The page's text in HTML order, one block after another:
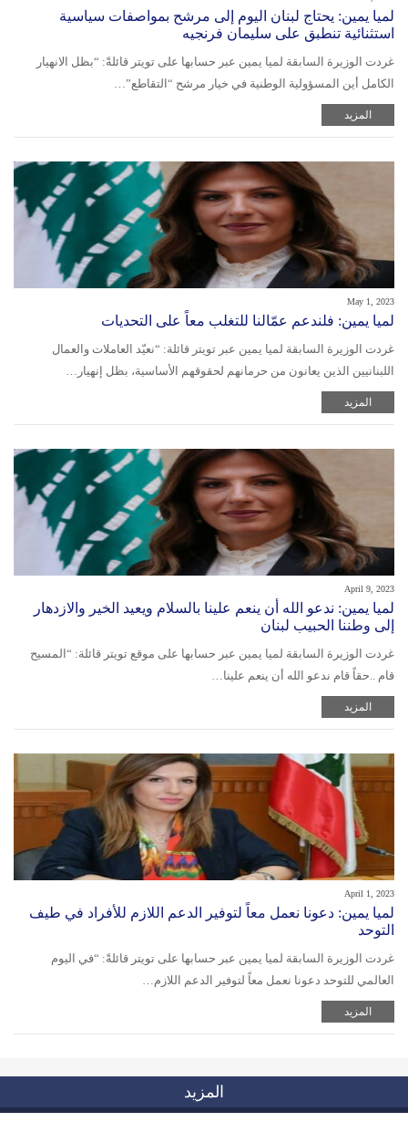
لميا يمين: يحتاج لبنان اليوم إلى مرشح بمواصفات سياسية
استثنائية تنطبق على سليمان فرنجيه
غردت الوزيرة السابقة لميا يمين عبر حسابها على تويتر قائلةً: “بظل الانهيار
الكامل أين المسؤولية الوطنية في خيار مرشح “التقاطع”…
المزيد
May 1, 2023
لميا يمين: فلندعم عمّالنا للتغلب معاً على التحديات
غردت الوزيرة السابقة لميا يمين عبر تويتر قائلة: “نعيّد العاملات والعمال
اللبنانيين الذين يعانون من حرمانهم لحقوقهم الأساسية، بظل إنهيار…
المزيد
April 9, 2023
لميا يمين: ندعو الله أن ينعم علينا بالسلام ويعيد الخير والازدهار
إلى وطننا الحبيب ⁧‫لبنان‬⁩
غردت الوزيرة السابقة لميا يمين عبر حسابها على موقع تويتر قائلة: “المسيح
قام ..حقاً قام ‏ندعو الله أن ينعم علينا…
المزيد
April 1, 2023
لميا يمين: دعونا نعمل معاً لتوفير الدعم اللازم للأفراد في طيف
التوحد
غردت الوزيرة السابقة لميا يمين عبر حسابها على تويتر قائلةً: “في اليوم
العالمي للتوحد دعونا نعمل معاً لتوفير الدعم اللازم…
المزيد
المزيد